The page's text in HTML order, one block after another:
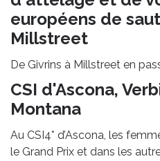
européens de
Millstreet
De Givrins à Millstreet en
CSI d'Ascona,
Montana
Au CSI4* d’Ascona, les
le Grand Prix et dans les